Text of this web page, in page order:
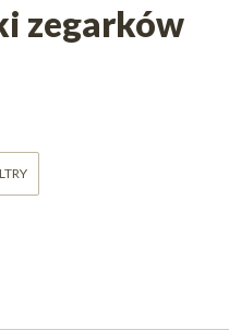
zegarków